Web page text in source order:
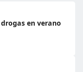
en verano